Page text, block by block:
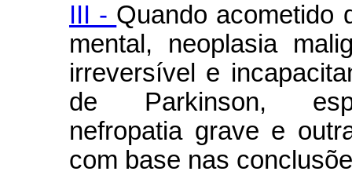
III - Quando acometido
mental, neoplasia
irreversível e
de Parkinson,
nefropatia grave e
com base nas